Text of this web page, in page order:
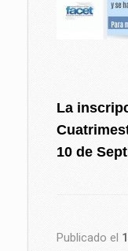
La
10 de
Publicado el